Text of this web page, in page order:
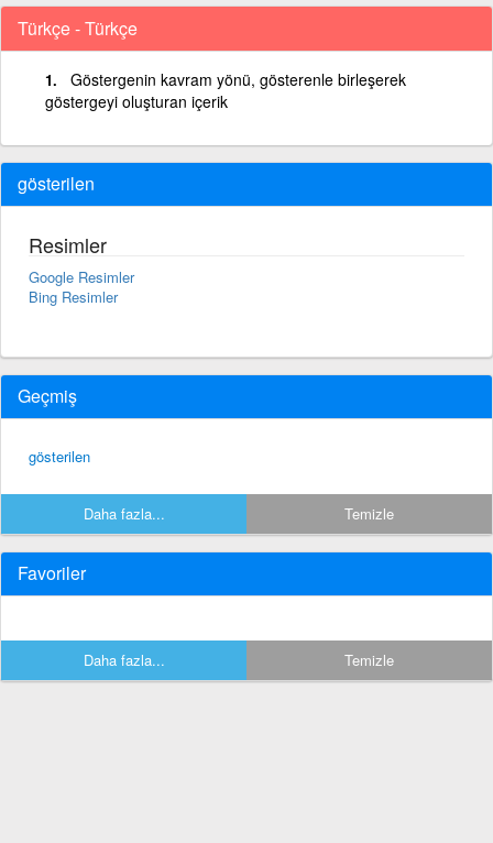
Türkçe - Türkçe
Göstergenin kavram yönü, gösterenle birleşerek
göstergeyi oluşturan içerik
gösterilen
Resimler
Google Resimler
Bing Resimler
Geçmiş
gösterilen
Daha fazla... Temizle
Favoriler
Daha fazla... Temizle